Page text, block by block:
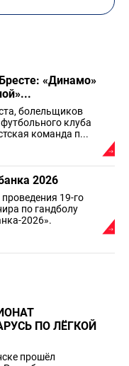
«Динамо»
болельщиков
клуба
команда п...
2026
19-го
по гандболу
2026».
ПО ЛЁГКОЙ
прошёл